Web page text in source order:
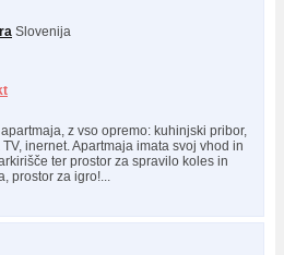
Slovenija
z vso opremo: kuhinjski pribor,
inernet. Apartmaja imata svoj vhod in
ter prostor za spravilo koles in
prostor za igro!...